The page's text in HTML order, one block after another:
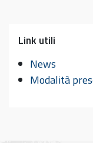
Link utili
News
Modalità